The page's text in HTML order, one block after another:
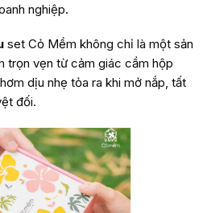
nghiệp.
set Cỏ Mềm không chỉ là một sản
trọn vẹn từ cảm giác cầm hộp
dịu nhẹ tỏa ra khi mở nắp, tất
đối.